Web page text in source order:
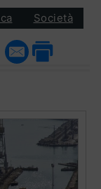
Società